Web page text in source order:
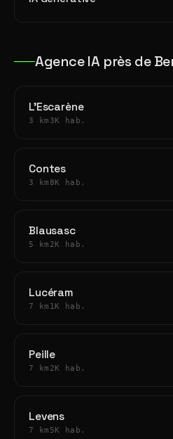
Agence IA près de
L'Escarène
3 km 3K hab.
Contes
3 km 8K hab.
Blausasc
5 km 2K hab.
Lucéram
7 km 1K hab.
Peille
7 km 2K hab.
Levens
7 km 5K hab.